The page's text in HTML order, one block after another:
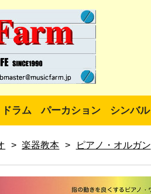
ドラム パーカション シンバル
> 楽器教本 > ピアノ・オルガン